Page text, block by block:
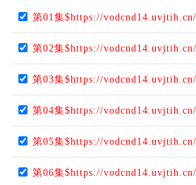
第01集$https://
第02集$https://
第03集$https://
第04集$https://vodcnd14.uvjtih.cn/
第05集$https://
第06集$https://